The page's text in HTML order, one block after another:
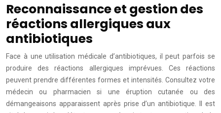
Reconnaissance et gestion des
réactions allergiques aux
antibiotiques
Face à une utilisation médicale d’antibiotiques, il peut parfois se
produire des réactions allergiques imprévues. Ces réactions
peuvent prendre différentes formes et intensités. Consultez votre
médecin ou pharmacien si une éruption cutanée ou des
démangeaisons apparaissent après prise d’un antibiotique. Il est